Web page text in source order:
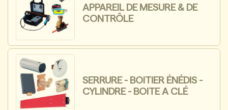
APPAREIL DE MESURE & DE
CONTRÔLE
SERRURE - BOITIER ÉNÉDIS -
CYLINDRE - BOITE A CLÉ